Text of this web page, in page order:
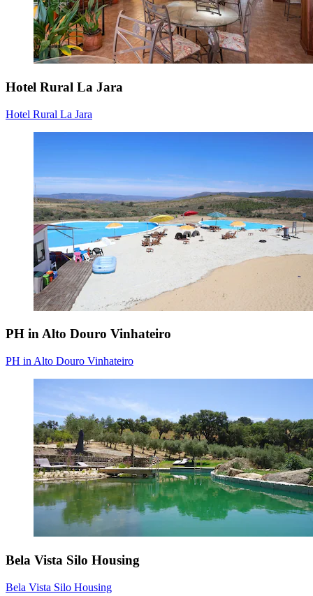
Hotel Rural La Jara
Hotel Rural La Jara
PH in Alto Douro Vinhateiro
PH in Alto Douro Vinhateiro
Bela Vista Silo Housing
Bela Vista Silo Housing